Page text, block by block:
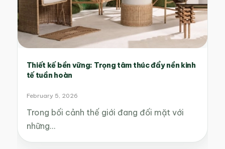
Thiết kế bền vững: Trọng tâm thúc đẩy nền kinh
tế tuần hoàn
February 5, 2026
Trong bối cảnh thế giới đang đối mặt với
những…